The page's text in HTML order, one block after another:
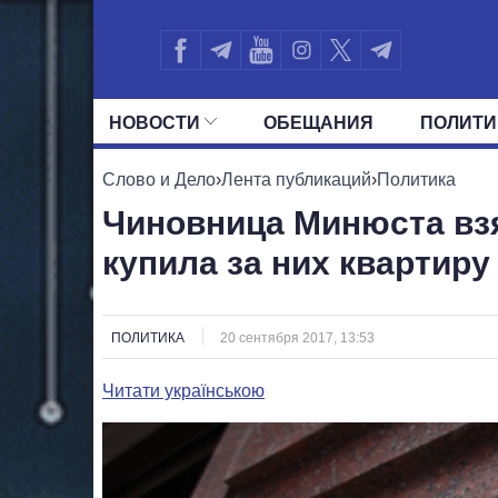
НОВОСТИ ОБЕЩАНИЯ
ВСЕ ПОЛИТИКИ ПРЕЗИДЕНТ И
Слово и Дело›Лента публикаций›Политика
Чиновница Минюста
купила за них
ПОЛИТИКА 20 сентября 2017, 13:53
Читати українською